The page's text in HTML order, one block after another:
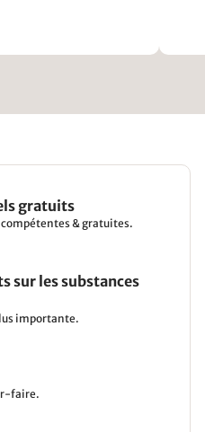
gratuits
& gratuites.
sur les substances
importante.
faire.